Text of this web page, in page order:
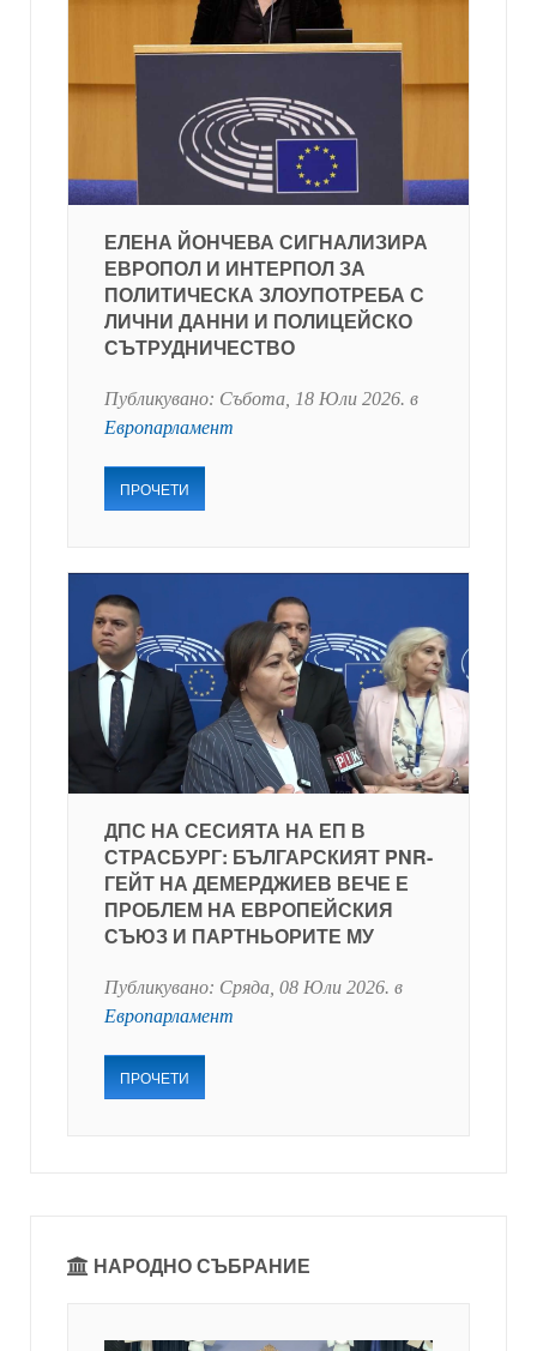
ЕЛЕНА ЙОНЧЕВА СИГНАЛИЗИРА
ЕВРОПОЛ И ИНТЕРПОЛ ЗА
ПОЛИТИЧЕСКА ЗЛОУПОТРЕБА С
ЛИЧНИ ДАННИ И ПОЛИЦЕЙСКО
СЪТРУДНИЧЕСТВО
Публикувано: Събота, 18 Юли 2026. в
Европарламент
ПРОЧЕТИ
ДПС НА СЕСИЯТА НА ЕП В
СТРАСБУРГ: БЪЛГАРСКИЯТ PNR-
ГЕЙТ НА ДЕМЕРДЖИЕВ ВЕЧЕ Е
ПРОБЛЕМ НА ЕВРОПЕЙСКИЯ
СЪЮЗ И ПАРТНЬОРИТЕ МУ
Публикувано: Сряда, 08 Юли 2026. в
Европарламент
ПРОЧЕТИ
НАРОДНО СЪБРАНИЕ